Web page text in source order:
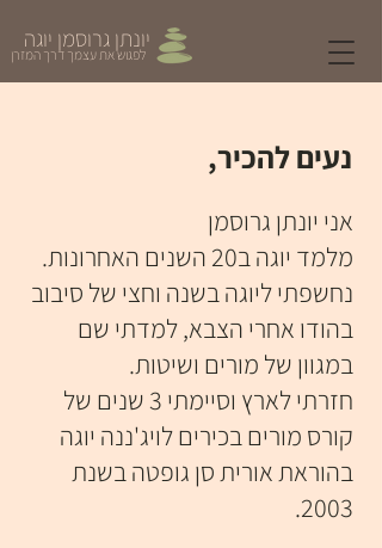
יונתן גרוסמן יוגה
לפגוש את עצמך דרך המזרן
נעים להכיר,
אני יונתן גרוסמן
מלמד יוגה ב20 השנים האחרונות.
נחשפתי ליוגה בשנה וחצי של סיבוב
בהודו אחרי הצבא, למדתי שם
במגוון של מורים ושיטות.
חזרתי לארץ וסיימתי 3 שנים של
קורס מורים בכירים לויג'ננה יוגה
בהוראת אורית סן גופטה בשנת
2003.